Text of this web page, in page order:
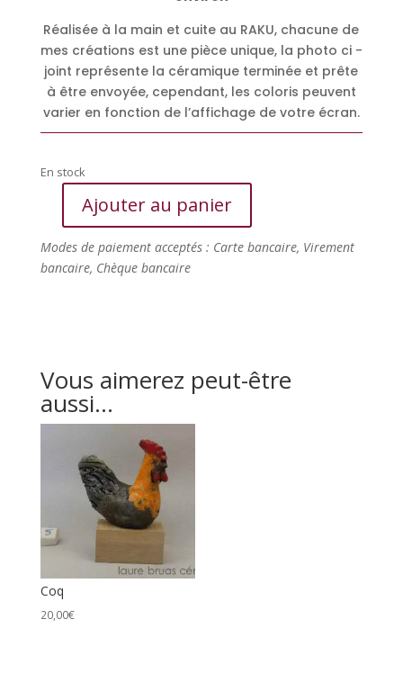
Réalisée à la main et cuite au RAKU, chacune de
mes créations est une pièce unique, la photo ci -
joint représente la céramique terminée et prête
à être envoyée, cependant, les coloris peuvent
varier en fonction de l’affichage de votre écran.
En stock
quantité
Poule
blanche
Ajouter au panier
Modes de paiement acceptés : Carte bancaire, Virement
bancaire, Chèque bancaire
Vous aimerez peut-être
aussi…
Coq
20,00€